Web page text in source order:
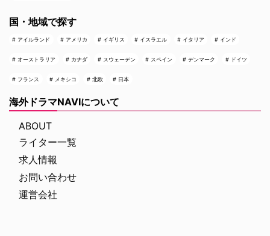
国・地域で探す
アイルランド アメリカ イギリス イスラエル イタリア インド
オーストラリア カナダ スウェーデン スペイン デンマーク ドイツ
フランス メキシコ 北欧 日本
海外ドラマNAVIについて
ABOUT
ライター一覧
求人情報
お問い合わせ
運営会社